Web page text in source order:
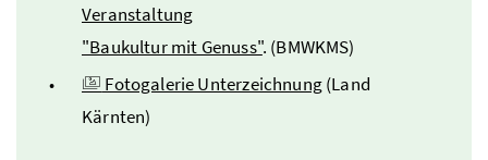
Veranstaltung
"Baukultur mit Genuss". (BMWKMS)
Fotogalerie Unterzeichnung(Land
Kärnten)